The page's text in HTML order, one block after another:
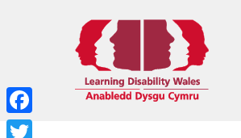
Facebook